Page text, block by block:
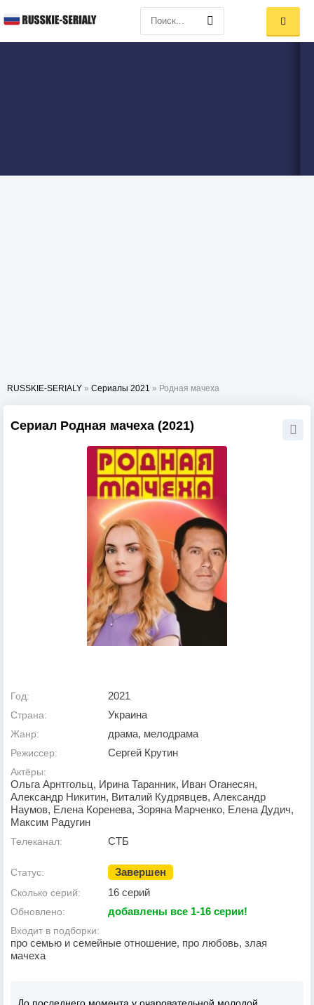
RUSSKIE-SERIALY » Сериалы 2021 » Родная мачеха
Сериал Родная мачеха (2021)
Год: 2021
Страна: Украина
Жанр: драма, мелодрама
Режиссер: Сергей Крутин
Актёры:
Ольга Арнтгольц, Ирина Таранник, Иван Оганесян,
Александр Никитин, Виталий Кудрявцев, Александр
Наумов, Елена Коренева, Зоряна Марченко, Елена Дудич,
Максим Радугин
Телеканал: СТБ
Статус: Завершен
Сколько серий: 16 серий
Обновлено: добавлены все 1-16 серии!
Входит в подборки:
про семью и семейные отношение, про любовь, злая
мачеха